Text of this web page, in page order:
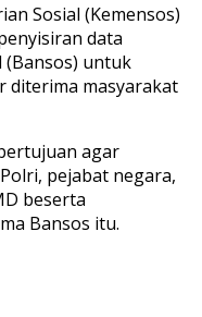
Sosial (Kemensos)
data
(Bansos) untuk
diterima masyarakat
agar
pejabat negara,
beserta
Bansos itu.